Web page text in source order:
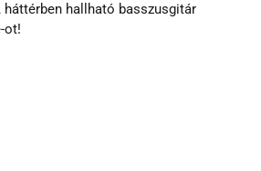
hallható basszusgitár
ot!